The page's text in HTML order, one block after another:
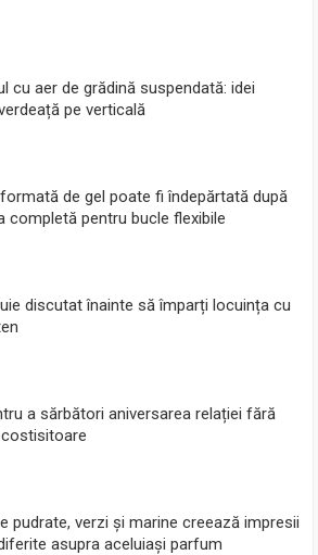
cu aer de grădină suspendată: idei
pe verticală
de gel poate fi îndepărtată după
completă pentru bucle flexibile
discutat înainte să împarți locuința cu
a sărbători aniversarea relației fără
pudrate, verzi și marine creează impresii
asupra aceluiași parfum